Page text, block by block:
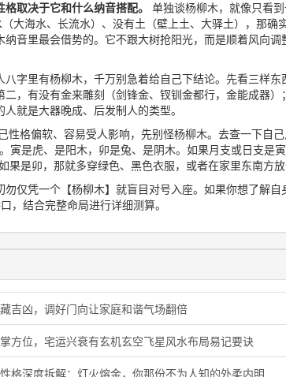
取决于它和什么纳音搭配。 单独谈杨柳木，就像只看
大海水、长流水）、没有土（壁上土、大驿土），那确
纳音里最会借势的。它不跟大树抢阳光，而是顺着风向
八字里有杨柳木，千万别急着给自己下结论。先看三样
，有没有金来雕刻（剑锋金、钗钏金都行，金能成器
就是大器晚成、后发制人的类型。
性格偏软、容易受人影响，先别怪杨柳木。去查一下自
寅是虎、是阳木，卯是兔、是阴木。如果月支或日支是
果是卯，那就多穿绿色、黑色衣服，或者在家里东南方放
仅凭一个【杨柳木】就盲目对号入座。如果你想了解
，结合完整命局进行详细测算。
吉凶，调好门向让家庭和谐气场翻倍
方位，宅运兴衰有玄机玄空飞星风水布局易记要诀
格深度拆解：灯火熔金，你那份不为人知的外柔内明